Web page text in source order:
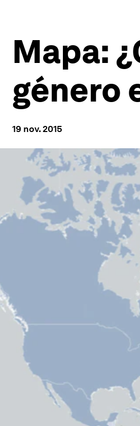
Mapa:
género
19 nov. 2015